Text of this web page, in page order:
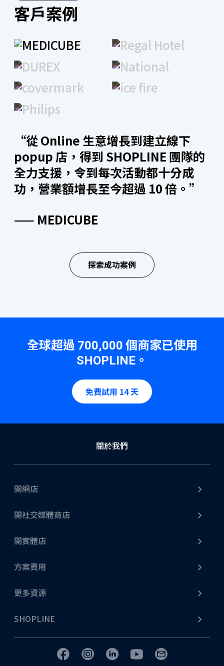
全渠道整合
直播購物
SHOPLINE 能串接 Facebook、Instagram、YouTube
Shopping 進行直播。另外更設有獨立直播間功能，只
要輸入關鍵字 +1 即可下單，做到看直播同時下單！從
開播到即時銷售成效分析，一站輕鬆處理，讓直播購物
零時差。另外，SHOPLINE 廣告團隊在直播期間亦會即
取最大的曝光及轉換。
知、最新資訊及優惠活動，提供更流暢購物體驗，提高
會員忠誠度及訂單率！
OMO 全渠道零售
完美融合，輕鬆打造全方位營運模式。
社交媒體營銷
無論是 Facebook、Instagram、YouTube Shopping、
能提供串接服務。另外，SHOPLINE 更支援商戶進行社
消費的轉換率！
客戶案例
“從 Online 生意增長到建立線下
popup 店，得到 SHOPLINE 團隊的
全力支援，令到每次活動都十分成
功，營業額增長至今超過 10 倍。”
—— MEDICUBE
化，客戶經理與技術團隊即時提供專業
支援，讓我們輕鬆管理網店，提升業務
—— REGAL HOTELS
隨時準備協助我們解決任何問題。團隊
的支持使我們的電子商務營運變得更加
順利和高效。”
—— DUREX
答，並展現出禮貌和細心。同時，一直
提供有助於業務增長和運營的實用建
—— NATIONAL GEOGRAPHIC
低自建網站成本，同時呈現了更專業的
品牌形象。團隊積極提供支援以串接其
他系統，讓我們更方便地管理網店。”
—— COVERMARK
服務團隊協助我們了解平台每個細節，
講解清晰易明。十分高興，我們能愉快
—— ICE FIRE
態度印象深刻，團隊樂於助人並願意隨
時提供幫助。”探索成功案例
全球超過 700,000 個商家已使用
SHOPLINE 。
免費試用 14 天
關於我們
開網店
開社交媒體商店
開實體店
方案費用
更多資源
SHOPLINE